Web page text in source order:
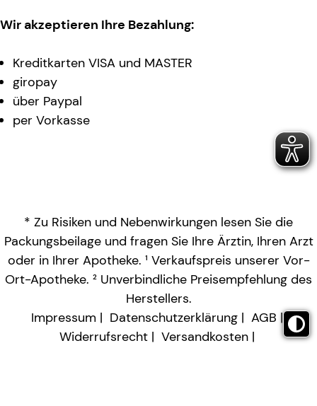
Wir akzeptieren Ihre Bezahlung:
Kreditkarten VISA und MASTER
giropay
über Paypal
per Vorkasse
* Zu Risiken und Nebenwirkungen lesen Sie die
Packungsbeilage und fragen Sie Ihre Ärztin, Ihren Arzt
oder in Ihrer Apotheke. ¹ Verkaufspreis unserer Vor-
Ort-Apotheke. ² Unverbindliche Preisempfehlung des
Herstellers.
Impressum
Datenschutzerklärung
AGB
Widerrufsrecht
Versandkosten